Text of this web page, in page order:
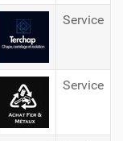
Service
Service